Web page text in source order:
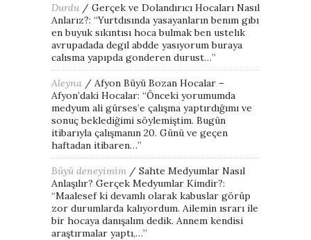
Durdu / Gerçek ve Dolandırıcı Hocaları Nasıl
Anlarız?: “Yurtdısında yasayanların benım gıbı
en buyuk sıkıntısı hoca bulmak ben ustelık
avrupadada degıl abdde yasıyorum buraya
calısma yapıpda gonderen durust…”
Aleyna / Afyon Büyü Bozan Hocalar –
Afyon’daki Hocalar: “Önceki yorumumda
medyum ali gürses’e çalışma yaptırdığımı ve
sonuç beklediğimi söylemiştim. Bugün
itibarıyla çalışmanın 20. Günü ve geçen
haftadan itibaren…”
Büyü deneyimim / Sahte Medyumlar Nasıl
Anlaşılır? Gerçek Medyumlar Kimdir?:
“Maalesef ki devamlı olarak kabuslar görüp
zor durumlarda kalıyordum. Ailemin ısrarı ile
bir hocaya danışalım dedik. Annem kendisi
araştırmalar yaptı,…”